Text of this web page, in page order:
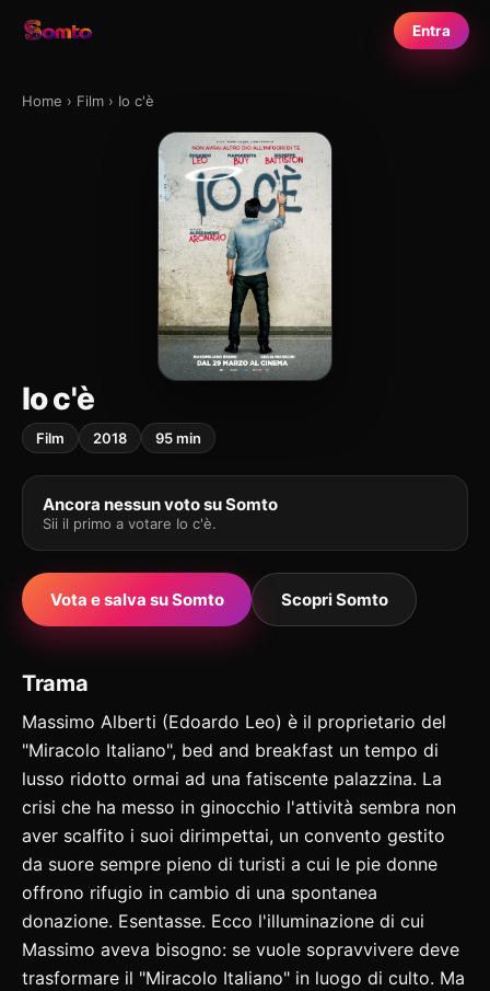
Entra
Home › Film › Io c'è
Io c'è
Film 2018 95 min
Ancora nessun voto su Somto
Sii il primo a votare Io c'è.
Vota e salva su Somto Scopri Somto
Trama
Massimo Alberti (Edoardo Leo) è il proprietario del
"Miracolo Italiano", bed and breakfast un tempo di
lusso ridotto ormai ad una fatiscente palazzina. La
crisi che ha messo in ginocchio l'attività sembra non
aver scalfito i suoi dirimpettai, un convento gestito
da suore sempre pieno di turisti a cui le pie donne
offrono rifugio in cambio di una spontanea
donazione. Esentasse. Ecco l'illuminazione di cui
Massimo aveva bisogno: se vuole sopravvivere deve
trasformare il "Miracolo Italiano" in luogo di culto. Ma